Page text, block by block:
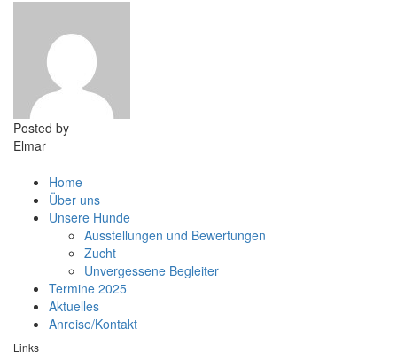
Posted by
Elmar
Home
Über uns
Unsere Hunde
Ausstellungen und Bewertungen
Zucht
Unvergessene Begleiter
Termine 2025
Aktuelles
Anreise/Kontakt
Links